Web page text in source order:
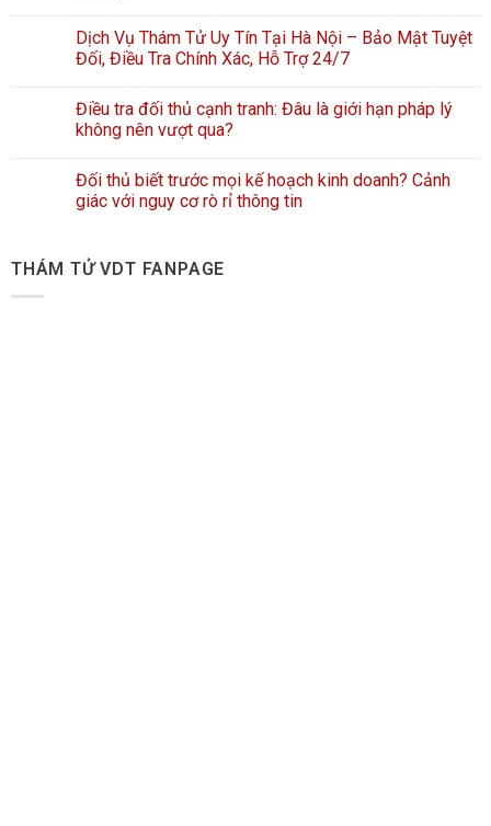
Dịch Vụ Thám Tử Uy Tín Tại Hà Nội – Bảo Mật Tuyệt
Đối, Điều Tra Chính Xác, Hỗ Trợ 24/7
Điều tra đối thủ cạnh tranh: Đâu là giới hạn pháp lý
không nên vượt qua?
Đối thủ biết trước mọi kế hoạch kinh doanh? Cảnh
giác với nguy cơ rò rỉ thông tin
THÁM TỬ VDT FANPAGE